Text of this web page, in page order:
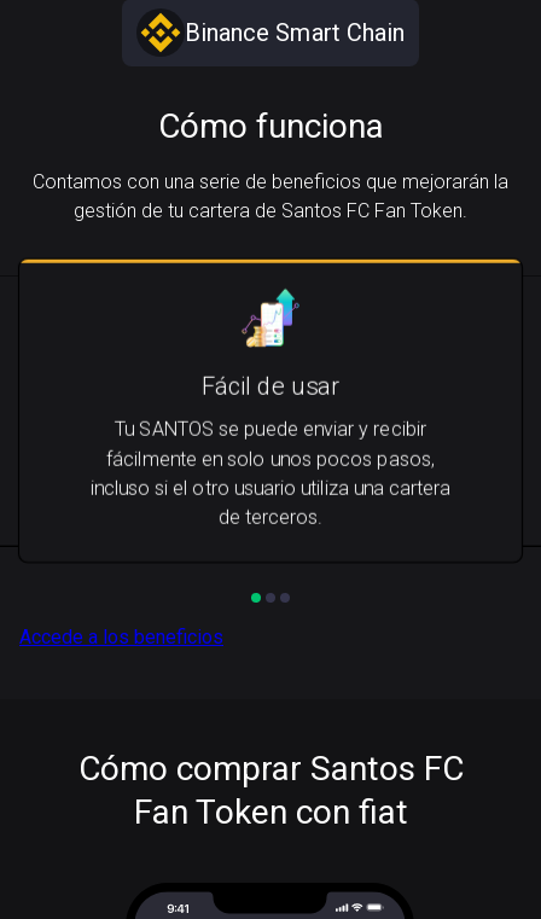
Binance Smart Chain
Cómo funciona
Contamos con una serie de beneficios que mejorarán la
gestión de tu cartera de Santos FC Fan Token.
Fácil de usar
Tu SANTOS se puede enviar y recibir
fácilmente en solo unos pocos pasos,
incluso si el otro usuario utiliza una cartera
de terceros.
Accede a los beneficios
Cómo comprar Santos FC
Fan Token con fiat